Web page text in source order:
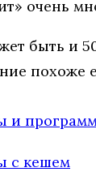
очень
быть и
похоже
и
с кешем